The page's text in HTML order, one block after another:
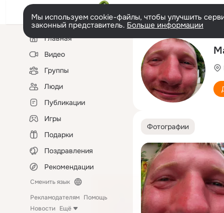
Мы используем cookie-файлы, чтобы улучшить
законный представитель. Больше информации
Левая
колонкаГлавная
Видео
Группы
Люди
Публикации
Игры
Подарки
Поздравления
Рекомендации
Сменить язык
Рекламодателям Помощь
Новости Ещё
Фотографии